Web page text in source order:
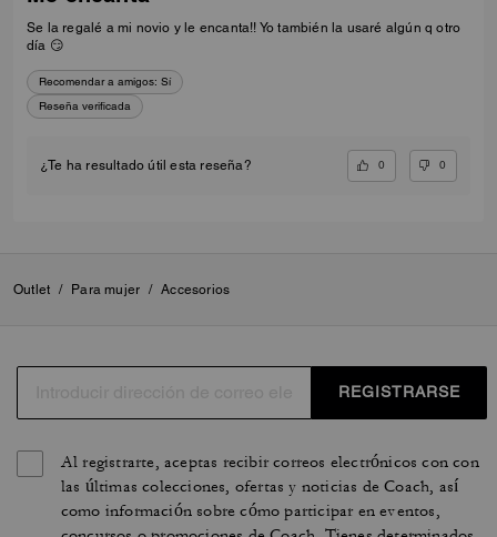
Se la regalé a mi novio y le encanta!! Yo también la usaré algún q otro
día 😏
Recomendar a amigos: Sí
Reseña verificada
¿Te ha resultado útil esta reseña? 0 0
Outlet / Para mujer / Accesorios
REGISTRARSE
Al registrarte, aceptas recibir correos electrónicos con con
las últimas colecciones, ofertas y noticias de Coach, así
como información sobre cómo participar en eventos,